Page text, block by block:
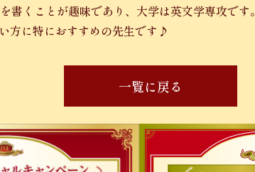
書くことが趣味であり、大学は英文学専攻です。
方に特におすすめの先生です♪
一覧に戻る